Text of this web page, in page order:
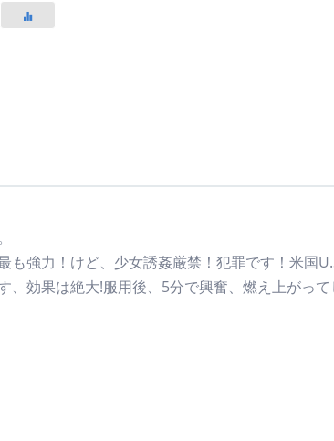
強力！けど、少女誘姦厳禁！犯罪です！米国
効果は絶大!服用後、5分で興奮、燃え上がっ